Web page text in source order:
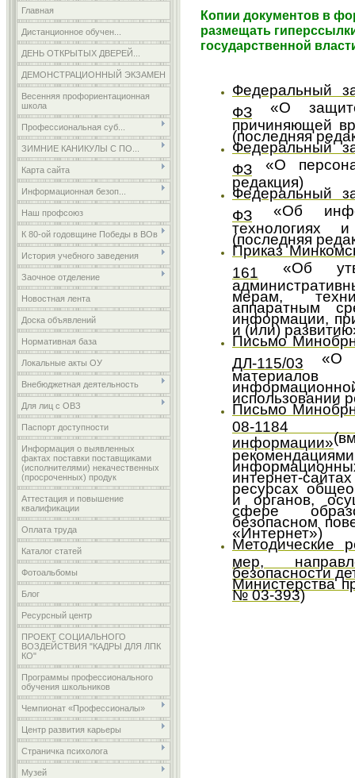
Главная
Дистанционное обучен...
ДЕНЬ ОТКРЫТЫХ ДВЕРЕЙ...
ДЕМОНСТРАЦИОННЫЙ ЭКЗАМЕН
Весенняя профориентационная
школа
Профессиональная суб...
ЗИМНИЕ КАНИКУЛЫ С ПО...
Карта сайта
Информационная безоп...
Наш профсоюз
К 80-ой годовщине Победы в ВОв
История учебного заведения
Заочное отделение
Новостная лента
Доска объявлений
Нормативная база
Локальные акты ОУ
Внебюджетная деятельность
Для лиц с ОВЗ
Паспорт доступности
Информация о выявленных
фактах поставки поставщиками
(исполнителями) некачественных
(просроченных) продук
Аттестация и повышение
квалификации
Оплата труда
Каталог статей
Фотоальбомы
Блог
Ресурсный центр
ПРОЕКТ СОЦИАЛЬНОГО
ВОЗДЕЙСТВИЯ "КАДРЫ ДЛЯ ЛПК
КО"
Программы профессионального
обучения школьников
Чемпионат «Профессионалы»
Центр развития карьеры
Страничка психолога
Музей
Копии документов в
размещать
государственной
Федеральный
ФЗ «О
причиняющей
(последняя
Федеральный
ФЗ «О
редакция)
Федеральный
ФЗ «Об
технологиях
(последняя
Приказ
161 «Об
мерам,
аппаратным
информации,
и (или)
Письмо
ДЛ-115/03 «О
использовании
Письмо
08-1184
информации»
интернет-
ресурсах
и органов,
сфере
безопасном
«Интернет»)
Методические
мер,
безопасности
Министерства
№ 03-393)